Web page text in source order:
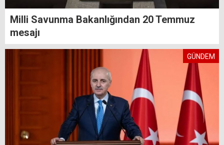
Milli Savunma Bakanlığından 20 Temmuz
mesajı
GÜNDEM